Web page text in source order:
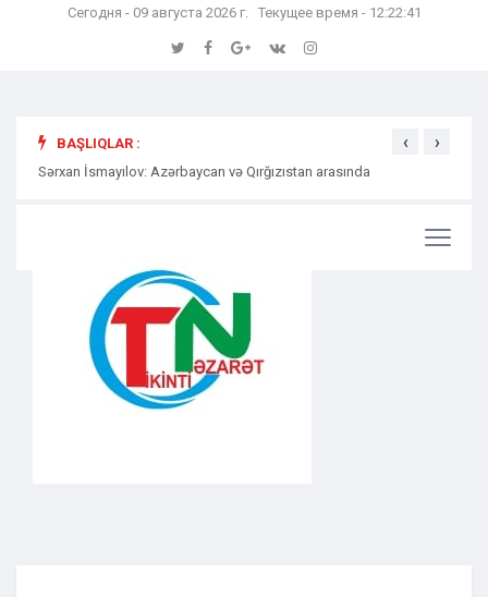
Сегодня - 09 августа 2026 г. Текущее время - 12:22:42
BAŞLIQLAR :
Sərxan İsmayılov: Azərbaycan və Qırğızıstan arasında
‹ ›